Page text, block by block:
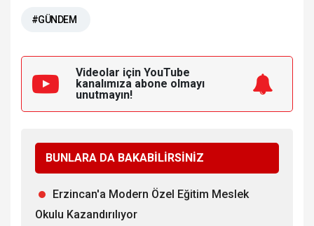
#GÜNDEM
Videolar için YouTube
kanalımıza abone olmayı
unutmayın!
BUNLARA DA BAKABİLİRSİNİZ
Erzincan'a Modern Özel Eğitim Meslek
Okulu Kazandırılıyor